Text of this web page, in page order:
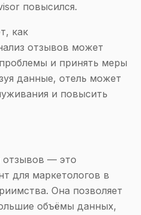
повысился.
как
отзывов может
и принять меры
данные, отель может
и повысить
отзывов — это
для маркетологов в
Она позволяет
объёмы данных,